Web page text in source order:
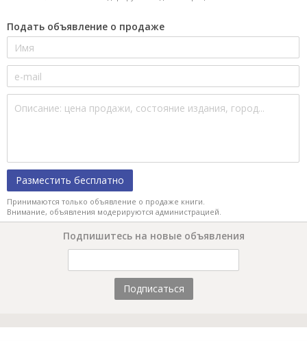
Подать объявление о продаже
Разместить бесплатно
Принимаются только объявление о продаже книги.
Внимание, объявления модерируются администрацией.
Подпишитесь на новые объявления
Подписаться